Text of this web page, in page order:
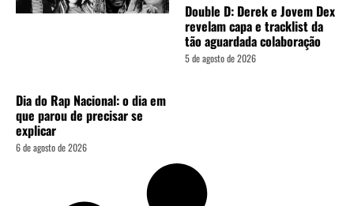
Dia do Rap Nacional: o dia em
que parou de precisar se
explicar
6 de agosto de 2026
Double D: Derek e Jovem Dex
revelam capa e tracklist da
tão aguardada colaboração
5 de agosto de 2026